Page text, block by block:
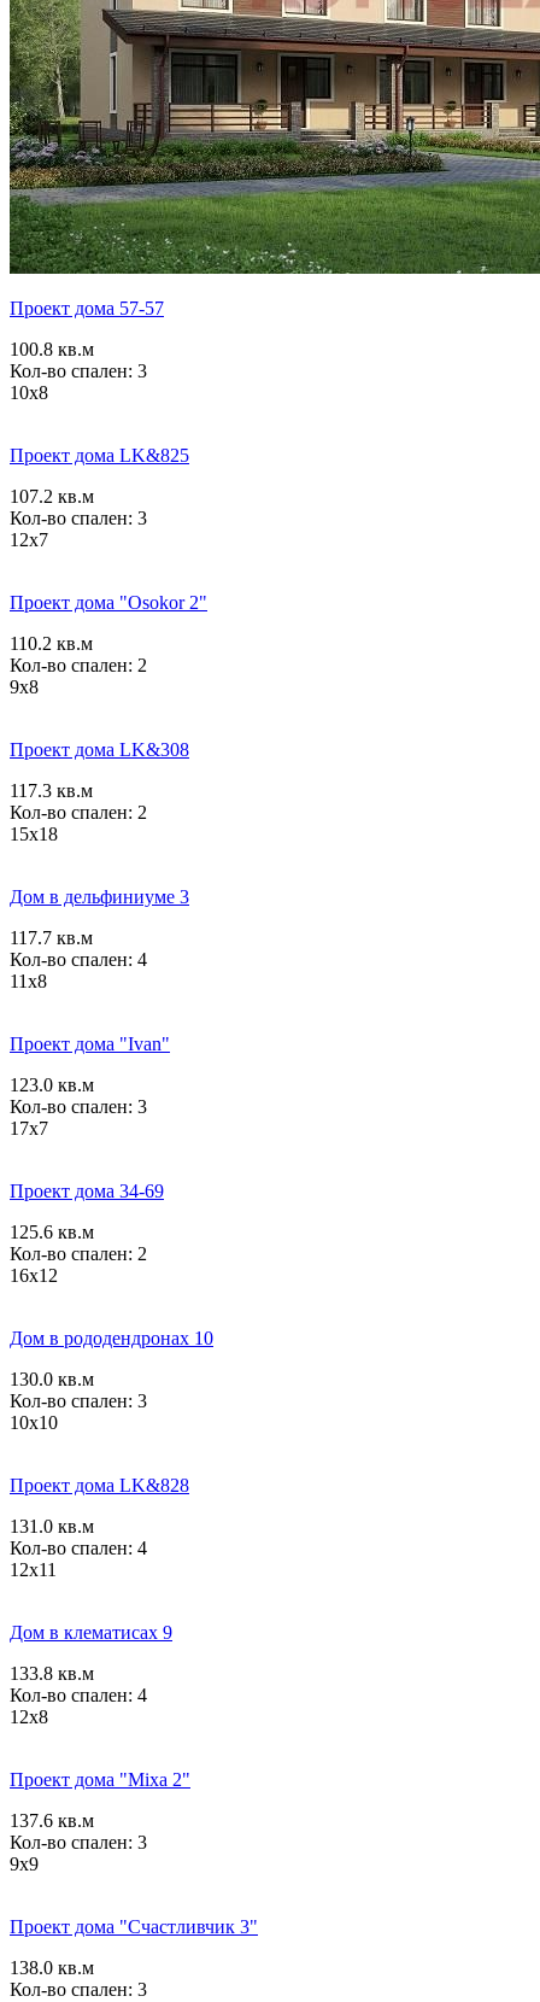
Проект дома 57-57
100.8 кв.м
Кол-во спален: 3
10x8
Проект дома LK&825
107.2 кв.м
Кол-во спален: 3
12x7
Проект дома "Osokor 2"
110.2 кв.м
Кол-во спален: 2
9x8
Проект дома LK&308
117.3 кв.м
Кол-во спален: 2
15x18
Дом в дельфиниуме 3
117.7 кв.м
Кол-во спален: 4
11x8
Проект дома "Ivan"
123.0 кв.м
Кол-во спален: 3
17x7
Проект дома 34-69
125.6 кв.м
Кол-во спален: 2
16x12
Дом в рододендронах 10
130.0 кв.м
Кол-во спален: 3
10x10
Проект дома LK&828
131.0 кв.м
Кол-во спален: 4
12x11
Дом в клематисах 9
133.8 кв.м
Кол-во спален: 4
12x8
Проект дома "Mixa 2"
137.6 кв.м
Кол-во спален: 3
9x9
Проект дома "Счастливчик 3"
138.0 кв.м
Кол-во спален: 3